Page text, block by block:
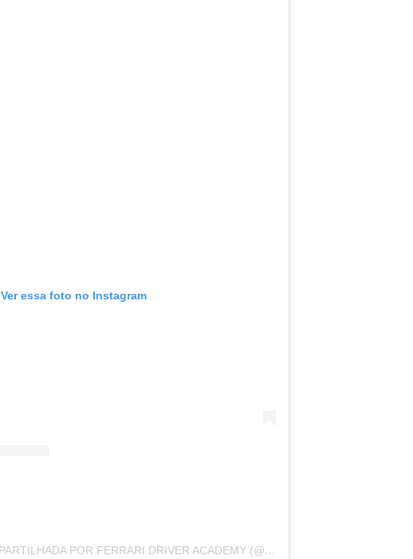
Ver essa foto no Instagram
UMA PUBLICAÇÃO COMPARTILHADA POR FERRARI DRIVER ACADEMY (@FERRARIDRIVERACADEMY)